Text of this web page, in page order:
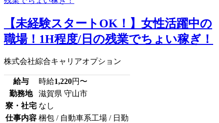
【未経験スタートOK！】女性活躍中の
職場！1H程度/日の残業でちょい稼ぎ！
株式会社綜合キャリアオプション
給与 時給1,220円〜
勤務地
滋賀県 守山市
寮・社宅 なし
仕事内容 梱包 / 自動車系工場 / 日勤